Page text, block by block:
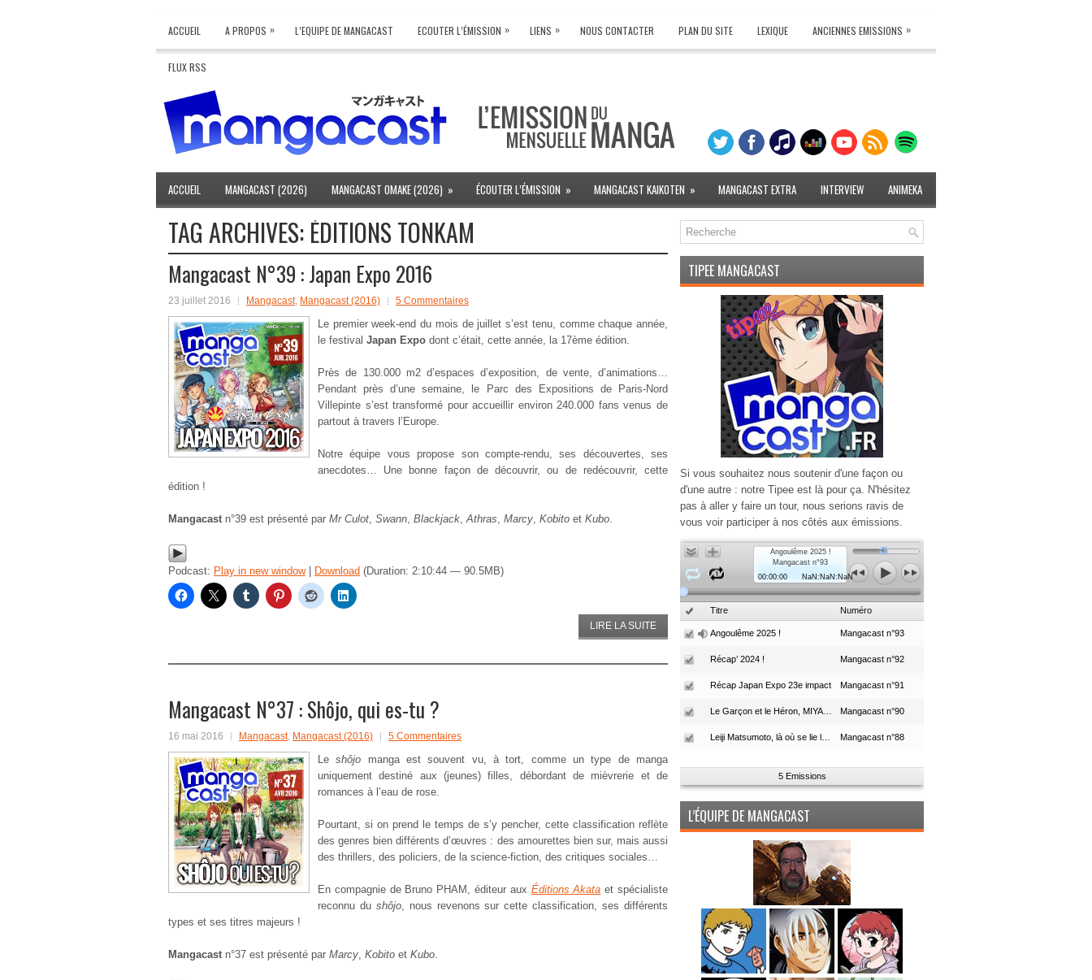
ACCUEIL A PROPOS » L’EQUIPE DE MANGACAST ECOUTER L’ÉMISSION » LIENS » NOUS CONTACTER PLAN DU SITE LEXIQUE ANCIENNES EMISSIONS »
FLUX RSS
ACCUEIL MANGACAST (2026) MANGACAST OMAKE (2026) » ÉCOUTER L’ÉMISSION » MANGACAST KAIKOTEN » MANGACAST EXTRA INTERVIEW ANIMEKA
TAG ARCHIVES: ÉDITIONS TONKAM
Mangacast N°39 : Japan Expo 2016
23 juillet 2016 Mangacast, Mangacast (2016) 5 Commentaires
Le premier week-end du mois de juillet s’est tenu, comme chaque année,
le festival Japan Expo dont c’était, cette année, la 17ème édition.
Près de 130.000 m2 d’espaces d’exposition, de vente, d’animations…
Pendant près d’une semaine, le Parc des Expositions de Paris-Nord
Villepinte s’est transformé pour accueillir environ 240.000 fans venus de
partout à travers l’Europe.
Notre équipe vous propose son compte-rendu, ses découvertes, ses
anecdotes… Une bonne façon de découvrir, ou de redécouvrir, cette
édition !
Mangacast n°39 est présenté par Mr Culot, Swann, Blackjack,Athras, Marcy, Kobito et Kubo.
Podcast: Play in new window| Download (Duration: 2:10:44 — 90.5MB)
LIRE LA SUITE
Mangacast N°37 : Shôjo, qui es-tu ?
16 mai 2016 Mangacast, Mangacast (2016) 5 Commentaires
Leshôjo manga est souvent vu, à tort, comme un type de manga
uniquement destiné aux (jeunes) filles, débordant de mièvrerie et de
romances à l’eau de rose.
Pourtant, si on prend le temps de s’y pencher, cette classification reflète
des genres bien différents d’œuvres : des amourettes bien sur, mais aussi
des thrillers, des policiers, de la science-fiction, des critiques sociales…
En compagnie de Bruno PHAM, éditeur aux Éditions Akata et spécialiste
reconnu du shôjo, nous revenons sur cette classification, ses différents
types et ses titres majeurs !
Mangacast n°37 est présenté par Marcy, Kobito et Kubo.
TIPEE MANGACAST
Si vous souhaitez nous soutenir d'une façon ou
d'une autre : notre Tipee est là pour ça. N'hésitez
pas à aller y faire un tour, nous serions ravis de
vous voir participer à nos côtés aux émissions.
Angoulême 2025 !
Mangacast n°93
00:00:00
NaN:NaN:NaN
Titre Numéro
Angoulême 2025 ! Mangacast n°93
Récap’ 2024 ! Mangacast n°92
Récap Japan Expo 23e impact Mangacast n°91
Mangacast n°90
Mangacast n°88
5 Emissions
L’ÉQUIPE DE MANGACAST